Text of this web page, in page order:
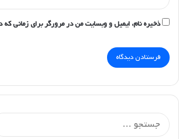
ذخیره نام، ایمیل و وبسایت من در مرورگر برای زمانی